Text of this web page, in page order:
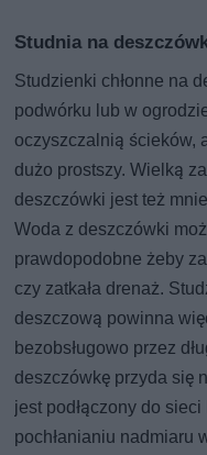
Studnia na
Studzienki chłonne na
podwórku lub w
oczyszczalnią ścieków,
dużo prostszy. Wielką
deszczówki jest też
Woda z deszczówki
prawdopodobne żeby
czy zatkała drenaż.
deszczową powinna
bezobsługowo przez
deszczówkę przyda się
jest podłączony do
pochłanianiu nadmiaru